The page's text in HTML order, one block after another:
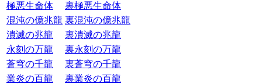
極悪生命体
裏極悪生命体
混沌の億兆龍 裏混沌の億兆龍
潰滅の兆龍
裏潰滅の兆龍
永刻の万龍
裏永刻の万龍
蒼穹の千龍
裏蒼穹の千龍
業炎の百龍
裏業炎の百龍